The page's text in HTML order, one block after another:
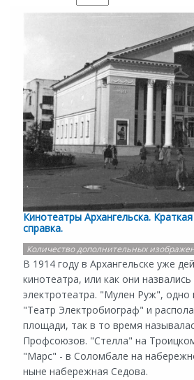
Кинотеатры Архангельска.
справка.
Количество дополнительных
В 1914 году в Архангельске уже
кинотеатра, или как они
электротеатра. "Мулен Руж", одно
"Театр Электробиограф" и
площади, так в то время
Профсоюзов. "Стелла" на
"Марс" - в Соломбале на
ныне набережная Седова.